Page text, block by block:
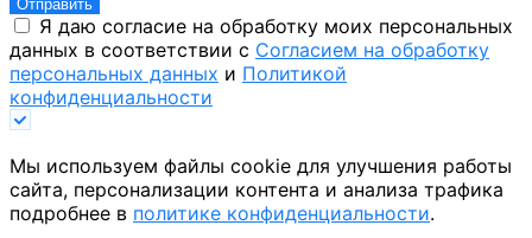
Отправить
Я даю согласие на обработку моих персональных
данных в соответствии с Согласием на обработку
персональных данных и Политикой
конфиденциальности
Мы используем файлы cookie для улучшения работы
сайта, персонализации контента и анализа трафика
подробнее в политике конфиденциальности.